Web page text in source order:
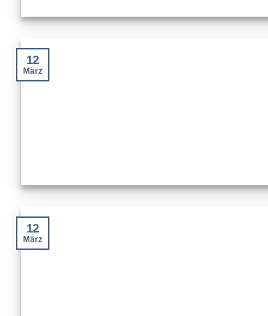
12
März
12
März